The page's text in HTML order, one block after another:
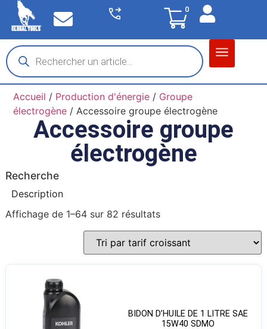
0
Accueil / Production d'énergie / Groupe
électrogène / Accessoire groupe électrogène
Accessoire groupe
électrogène
Recherche
Description
Affichage de 1–64 sur 82 résultats
BIDON D’HUILE DE 1 LITRE SAE
15W40 SDMO